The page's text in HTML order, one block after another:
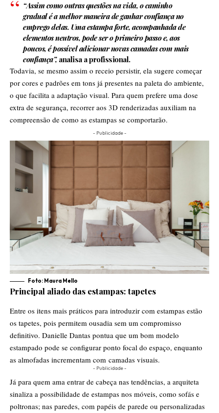
“Assim como outras questões na vida, o caminho
gradual é a melhor maneira de ganhar confiança no
emprego delas. Uma estampa forte, acompanhada de
elementos neutros, pode ser o primeiro passo e, aos
poucos, é possível adicionar novas camadas com mais
confiança”, analisa a profissional.
Todavia, se mesmo assim o receio persistir, ela sugere começar
por cores e padrões em tons já presentes na paleta do ambiente,
o que facilita a adaptação visual. Para quem prefere uma dose
extra de segurança, recorrer aos 3D renderizadas auxiliam na
compreensão de como as estampas se comportarão.
- Publicidade -
Foto: Maura Mello
Principal aliado das estampas: tapetes
Entre os itens mais práticos para introduzir com estampas estão
os tapetes, pois permitem ousadia sem um compromisso
definitivo. Danielle Dantas pontua que um bom modelo
estampado pode se configurar ponto focal do espaço, enquanto
as almofadas incrementam com camadas visuais.
- Publicidade -
Já para quem ama entrar de cabeça nas tendências, a arquiteta
sinaliza a possibilidade de estampas nos móveis, como sofás e
poltronas; nas paredes, com papéis de parede ou personalizadas